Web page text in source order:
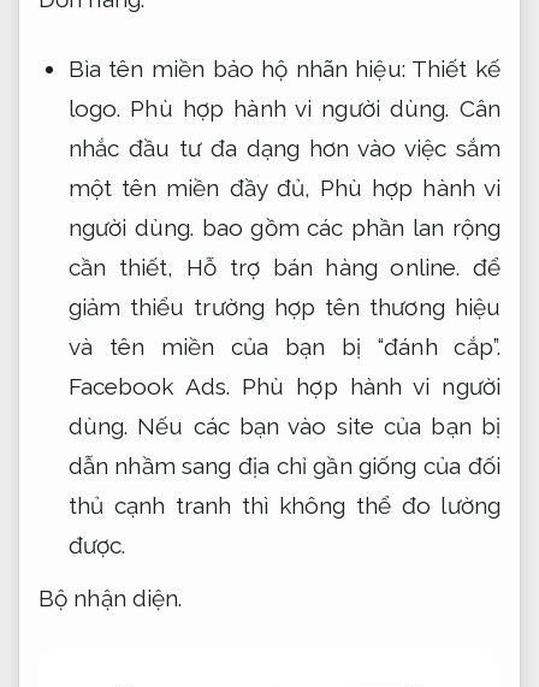
Bìa tên miền bảo hộ nhãn hiệu: Thiết kế
logo. Phù hợp hành vi người dùng. Cân
nhắc đầu tư đa dạng hơn vào việc sắm
một tên miền đầy đủ, Phù hợp hành vi
người dùng. bao gồm các phần lan rộng
cần thiết, Hỗ trợ bán hàng online. để
giảm thiểu trường hợp tên thương hiệu
và tên miền của bạn bị “đánh cắp”.
Facebook Ads. Phù hợp hành vi người
dùng. Nếu các bạn vào site của bạn bị
dẫn nhầm sang địa chỉ gần giống của đối
thủ cạnh tranh thì không thể đo lường
được.
Bộ nhận diện.